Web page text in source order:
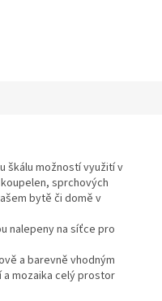
škálu možností využití v
sprchových
bytě či domě v
nalepeny na síťce pro
a barevně vhodným
mozaika celý prostor